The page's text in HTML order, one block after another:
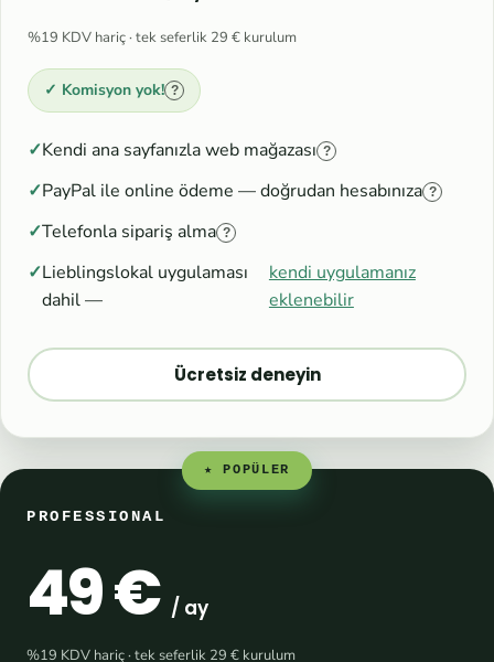
%19 KDV hariç · tek seferlik 29 € kurulum
✓ Komisyon yok! ?
Kendi ana sayfanızla web mağazası ?
PayPal ile online ödeme — doğrudan hesabınıza ?
Telefonla sipariş alma ?
Lieblingslokal uygulaması
dahil —
kendi uygulamanız
eklenebilir
Ücretsiz deneyin
★ POPÜLER
PROFESSIONAL
49 € / ay
%19 KDV hariç · tek seferlik 29 € kurulum